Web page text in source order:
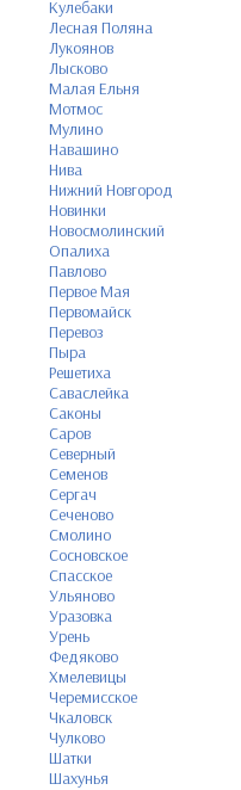
Кулебаки
Лесная Поляна
Лукоянов
Лысково
Малая Ельня
Мотмос
Мулино
Навашино
Нива
Нижний Новгород
Новинки
Новосмолинский
Опалиха
Павлово
Первое Мая
Первомайск
Перевоз
Пыра
Решетиха
Саваслейка
Саконы
Саров
Северный
Семенов
Сергач
Сеченово
Смолино
Сосновское
Спасское
Ульяново
Уразовка
Урень
Федяково
Хмелевицы
Черемисское
Чкаловск
Чулково
Шатки
Шахунья